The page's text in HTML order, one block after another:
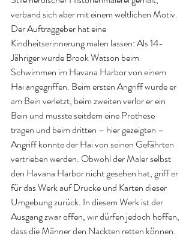
verband sich aber mit einem weltlichen Motiv.
Der Auftraggeber hat eine
Kindheitserinnerung malen lassen: Als 14-
Jähriger wurde Brook Watson beim
Schwimmen im Havana Harbor von einem
Hai angegriffen. Beim ersten Angriff wurde er
am Bein verletzt, beim zweiten verlor er ein
Bein und musste seitdem eine Prothese
tragen und beim dritten – hier gezeigten –
Angriff konnte der Hai von seinen Gefährten
vertrieben werden. Obwohl der Maler selbst
den Havana Harbor nicht gesehen hat, griff er
für das Werk auf Drucke und Karten dieser
Umgebung zurück. In diesem Werk ist der
Ausgang zwar offen, wir dürfen jedoch hoffen,
dass die Männer den Nackten retten können.